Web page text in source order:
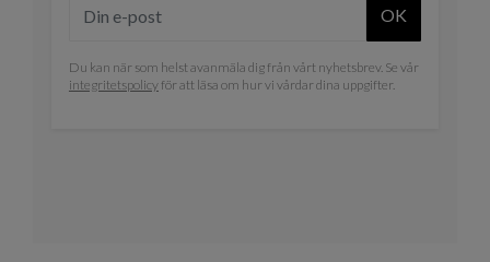
OK
Du kan när som helst avanmäla dig från vårt nyhetsbrev. Se vår
integritetspolicyför att läsa om hur vi vårdar dina uppgifter.